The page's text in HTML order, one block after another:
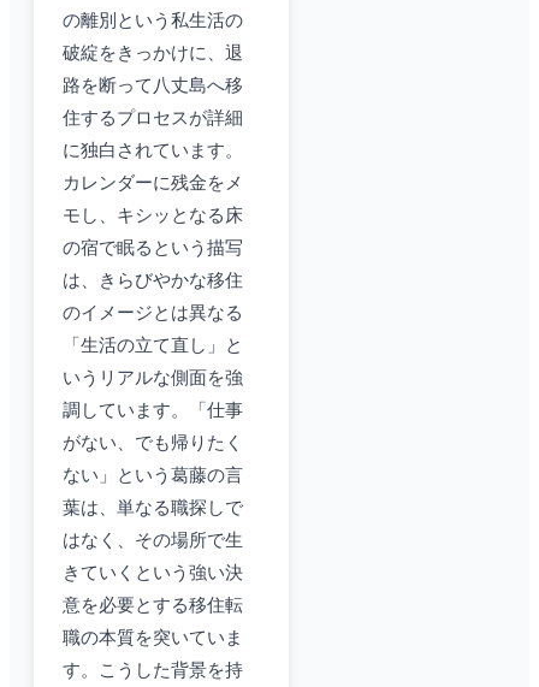
の離別という私生活の
破綻をきっかけに、退
路を断って八丈島へ移
住するプロセスが詳細
に独白されています。
カレンダーに残金をメ
モし、キシッとなる床
の宿で眠るという描写
は、きらびやかな移住
のイメージとは異なる
「生活の立て直し」と
いうリアルな側面を強
調しています。「仕事
がない、でも帰りたく
ない」という葛藤の言
葉は、単なる職探しで
はなく、その場所で生
きていくという強い決
意を必要とする移住転
職の本質を突いていま
す。こうした背景を持